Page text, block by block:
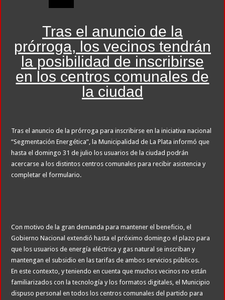
Tras el anuncio de la
prórroga, los vecinos tendrán
la posibilidad de inscribirse
en los centros comunales de
la ciudad
Tras el anuncio de la prórroga para inscribirse en la iniciativa nacional
“Segmentación Energética”, la Municipalidad de La Plata informó que
hasta el domingo 31 de julio los usuarios de la ciudad podrán
acercarse a los distintos centros comunales para recibir asistencia y
completar el formulario.
Con motivo de la gran demanda para mantener el beneficio, el
Gobierno Nacional extendió hasta el próximo domingo el plazo para
que los usuarios de energía eléctrica y gas natural se inscriban y
mantengan el subsidio en las tarifas de ambos servicios públicos.
En este contexto, y teniendo en cuenta que muchos vecinos no están
familiarizados con la tecnología y los formatos digitales, el Municipio
dispuso personal en todos los centros comunales del partido para